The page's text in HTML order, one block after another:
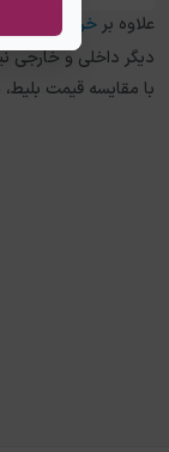
علاوه بر خرید بلیط
دیگر داخلی و خارجی
با مقایسه قیمت بلیط،